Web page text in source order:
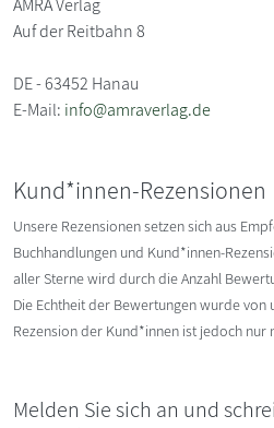
Auf der Reitbahn 8
DE - 63452 Hanau
E-Mail: info@amraverlag.de
Kund*innen-Rezensionen
Unsere Rezensionen setzen sich aus
Buchhandlungen und Kund*innen-
aller Sterne wird durch die Anzahl
Die Echtheit der Bewertungen wurde von
Rezension der Kund*innen ist jedoch
Melden Sie sich an und